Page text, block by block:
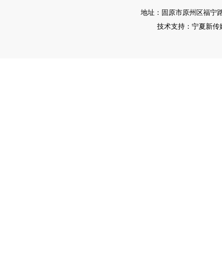
地址：固原市原州区福
技术支持：宁夏新传